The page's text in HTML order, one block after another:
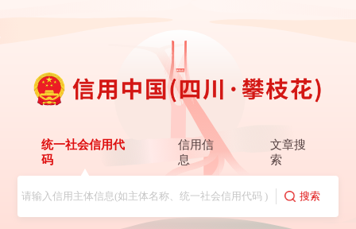
统一社会信用代
码
信用信
息
文章搜
索